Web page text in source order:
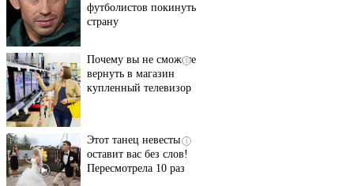
футболистов покинуть
страну
i
Почему вы не сможете
вернуть в магазин
купленный телевизор
i
Этот танец невесты
оставит вас без слов!
Пересмотрела 10 раз